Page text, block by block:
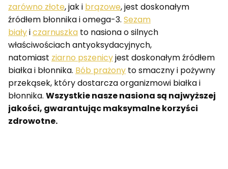
zarówno złote, jak i brązowe, jest doskonałym
źródłem błonnika i omega-3. Sezam
białyiczarnuszka to nasiona o silnych
właściwościach antyoksydacyjnych,
natomiast ziarno pszenicyjest doskonałym źródłem
białka i błonnika. Bób prażony to smaczny i pożywny
przekąsek, który dostarcza organizmowi białka i
błonnika. Wszystkie nasze nasiona są najwyższej
jakości, gwarantując maksymalne korzyści
zdrowotne.